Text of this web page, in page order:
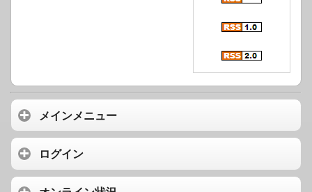
メインメニュー
ログイン